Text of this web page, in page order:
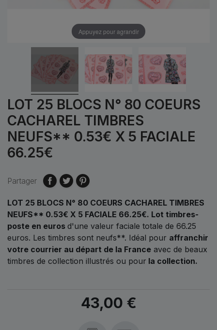
Appuyez pour agrandir
LOT 25 BLOCS N° 80 COEURS
CACHAREL TIMBRES
NEUFS** 0.53€ X 5 FACIALE
66.25€
Partager
LOT 25 BLOCS N° 80 COEURS CACHAREL TIMBRES
NEUFS** 0.53€ X 5 FACIALE 66.25€. Lot timbres-
poste en euros d'une valeur faciale totale de 66.25
euros. Les timbres sont neufs**. Idéal pour affranchir
votre courrier au départ de la France avec de beaux
timbres de collection illustrés ou pour la collection.
43,00 €